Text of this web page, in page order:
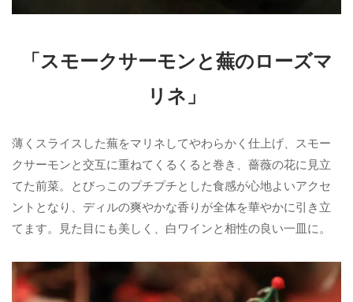
「スモークサーモンと蕪のローズマ
リネ」
薄くスライスした蕪をマリネしてやわらかく仕上げ、スモー
クサーモンと交互に重ねてくるくると巻き、薔薇の花に見立
てた前菜。とびっこのプチプチとした食感が心地よいアクセ
ントとなり、ディルの爽やかな香りが全体を華やかに引き立
てます。見た目にも美しく、白ワインと相性の良い一皿に。